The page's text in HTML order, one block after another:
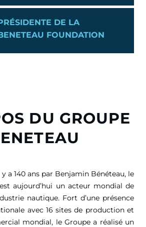
DE LA
FOUNDATION
DU GROUPE
a 140 ans par Benjamin Bénéteau, le
aujourd’hui un acteur mondial de
nautique. Fort d’une présence
avec 16 sites de production et
mondial, le Groupe a réalisé un